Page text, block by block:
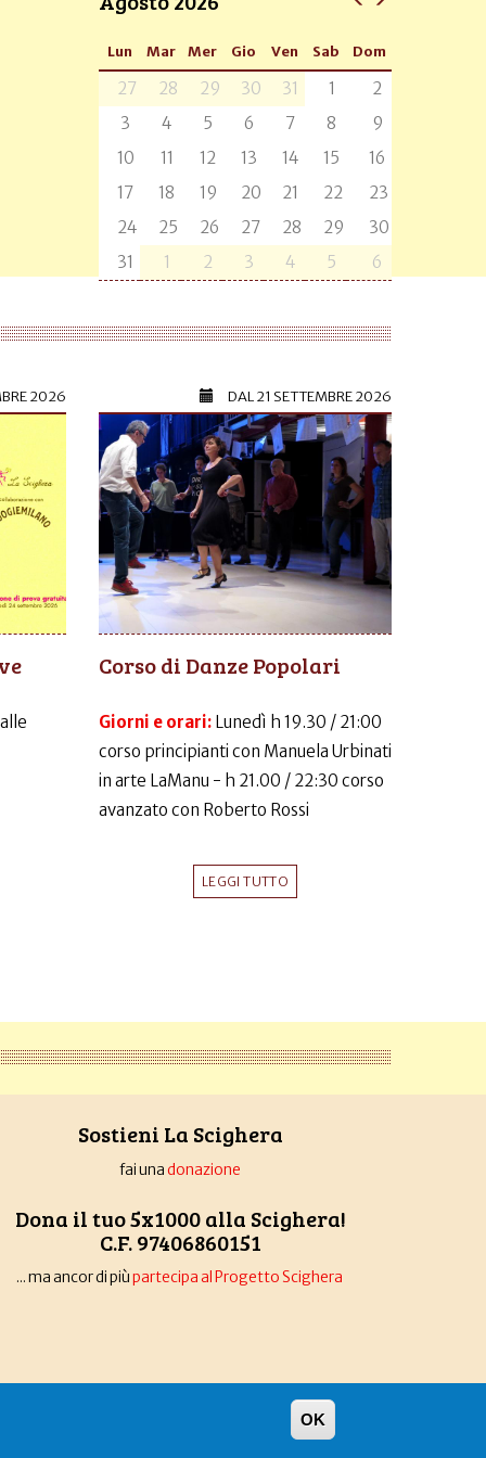
Lun Mar Mer Gio Ven Sab Dom
27 28 29 30 31 1
2
3
4 5 6 7 8
9
10
11 12 13 14 15
16
17
18 19 20 21 22
23
24
25 26 27 28 29
30
31
1 2 3 4 5 6
2026 DAL21 SETTEMBRE 2026
Corso di Danze Popolari
Giorni e orari: Lunedì h 19.30 / 21:00
corso principianti con Manuela Urbinati
in arte LaManu - h 21.00 / 22:30 corso
avanzato con Roberto Rossi
LEGGI TUTTO
Sostieni La Scighera
fai unadonazione
Dona il tuo 5x1000 alla Scighera!
C.F. 97406860151
... ma ancor di piùpartecipa al Progetto Scighera
OK